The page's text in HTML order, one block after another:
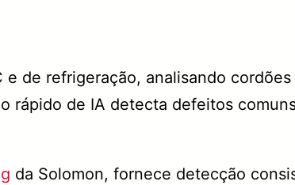
de refrigeração, analisando
rápido de IA detecta defeitos
da Solomon, fornece detecção